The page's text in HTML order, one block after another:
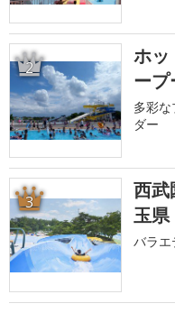
2
ホッ
ー
多彩
ダー
3
西武
玉県
バラ